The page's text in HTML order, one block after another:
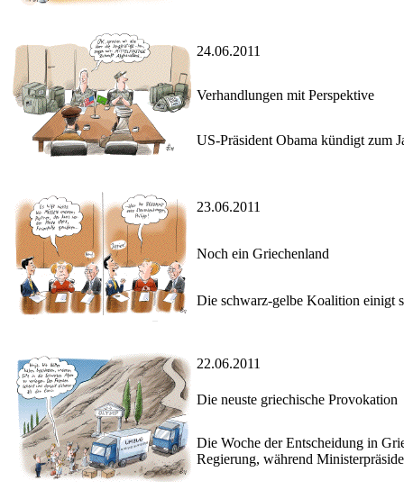
24.06.2011
Verhandlungen mit Perspektive
US-Präsident Obama kündigt zum
23.06.2011
Noch ein Griechenland
Die schwarz-gelbe Koalition einigt
22.06.2011
Die neuste griechische Provokation
Die Woche der Entscheidung in
Regierung, während